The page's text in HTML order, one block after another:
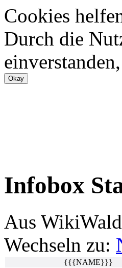
Cookies
Durch die
Infobox
Aus
Wechseln zu:
{{{NAME}}}